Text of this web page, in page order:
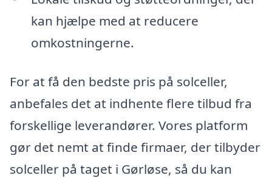
kan hjælpe med at reducere
omkostningerne.
For at få den bedste pris på solceller,
anbefales det at indhente flere tilbud fra
forskellige leverandører. Vores platform
gør det nemt at finde firmaer, der tilbyder
solceller på taget i Gørløse, så du kan